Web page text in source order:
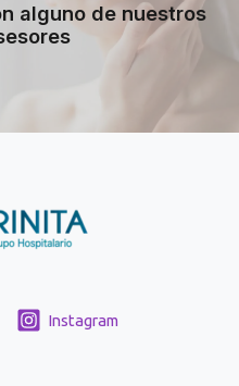
alguno de nuestros
Instagram